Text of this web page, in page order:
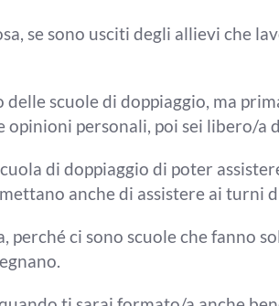
se sono usciti degli allievi che
scuole di doppiaggio, ma
opinioni personali, poi sei libero/a
di doppiaggio di poter
anche di assistere ai turni
perché ci sonoscuole chefanno